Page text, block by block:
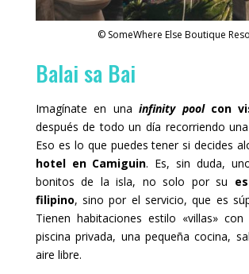
© SomeWhere Else Boutique
Balai sa Bai
Imagínate en unainfinity poolcon
después de todo un día recorriendo
Eso es lo que puedes tener si decides
hotel en Camiguin. Es, sin duda,
bonitos de la isla, no solo por su
filipino, sino por el servicio, que es
Tienen habitaciones estilo «villas» con
piscina privada, una pequeña cocina,
aire libre.